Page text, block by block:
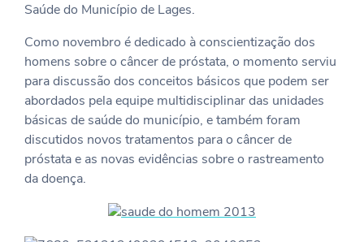
Saúde do Município de Lages.
Como novembro é dedicado à conscientização dos
homens sobre o câncer de próstata, o momento serviu
para discussão dos conceitos básicos que podem ser
abordados pela equipe multidisciplinar das unidades
básicas de saúde do município, e também foram
discutidos novos tratamentos para o câncer de
próstata e as novas evidências sobre o rastreamento
da doença.